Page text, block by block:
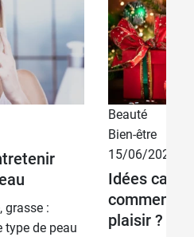
grasse :
type de peau
Beauté
Bien-être
15/06/2026
Idées
comment
plaisir ?